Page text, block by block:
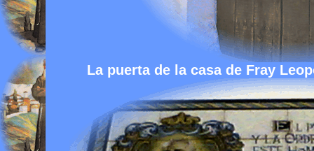
La puerta de la casa de Fray